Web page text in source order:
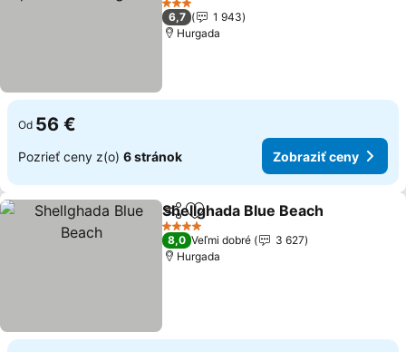
3 Počet hviezdičiek
6,7
1 943
Hurgada
Od 56 €
Pozrieť ceny z(o) 6 stránok Zobraziť ceny
ZdieľaťPridať do obľúbených
Shellghada Blue Beach
4 Počet hviezdičiek
8,0 Veľmi dobré
3 627
Hurgada